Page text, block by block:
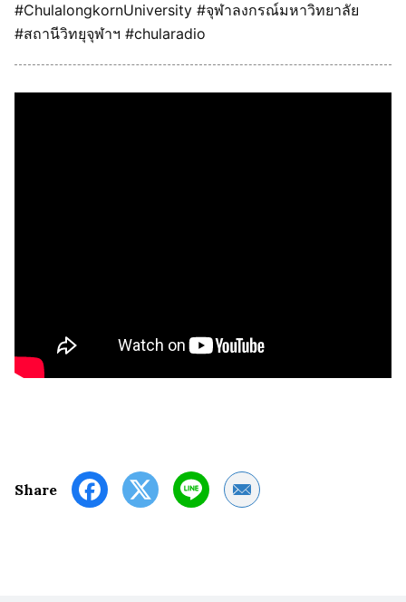
#ChulalongkornUniversity #จุฬาลงกรณ์มหาวิทยาลัย
#สถานีวิทยุจุฬาฯ #chularadio
Share Share by Email